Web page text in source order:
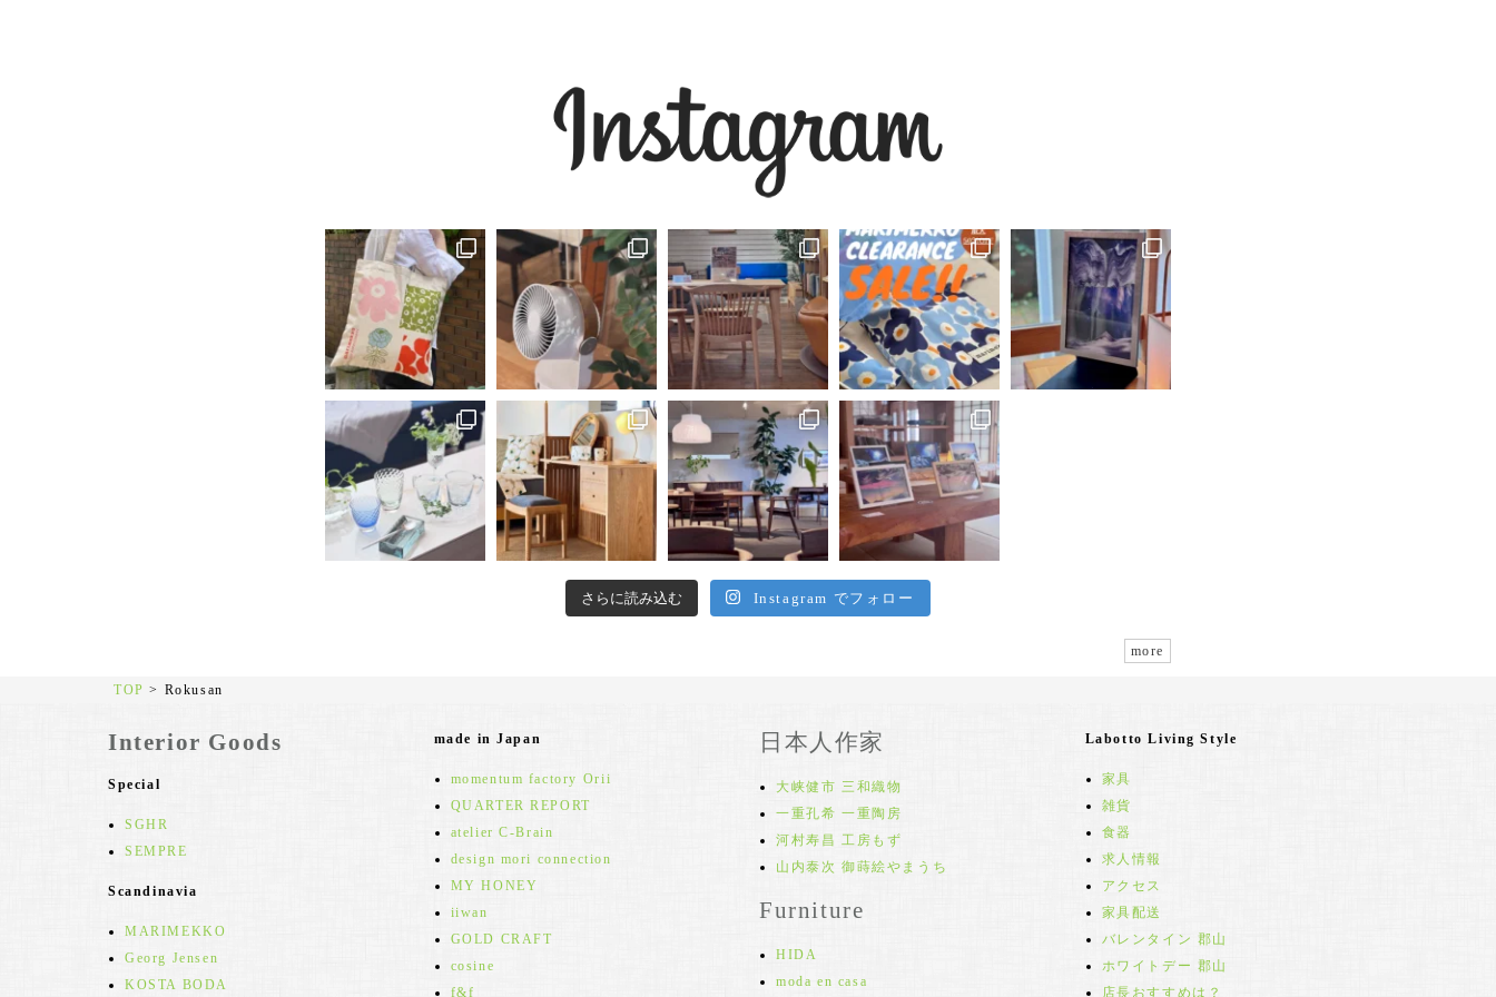
さらに読み込む Instagram でフォロー
more
TOP > Rokusan
Interior Goods
Special
SGHR
SEMPRE
Scandinavia
MARIMEKKO
Georg Jensen
KOSTA BODA
made in Japan
momentum factory Orii
QUARTER REPORT
atelier C-Brain
design mori connection
MY HONEY
iiwan
GOLD CRAFT
cosine
f&f
日本人作家
大峡健市 三和織物
一重孔希 一重陶房
河村寿昌 工房もず
山内泰次 御蒔絵やまうち
Furniture
HIDA
moda en casa
Labotto Living Style
家具
雑貨
食器
求人情報
アクセス
家具配送
バレンタイン 郡山
ホワイトデー 郡山
店長おすすめは？